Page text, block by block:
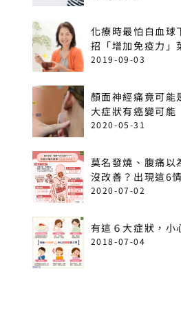
化療時最怕白血
招「增加免疫力」
2019-09-03
顏面神經痛竟可能
大症狀有癌變可能
2020-05-31
莫名發燒、腹痛以
沒改善？出現這6
病！
2020-07-02
有這６大症狀，小
2018-07-04